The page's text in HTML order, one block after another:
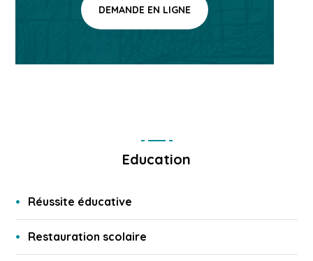
DEMANDE EN LIGNE
Education
Réussite éducative
Restauration scolaire